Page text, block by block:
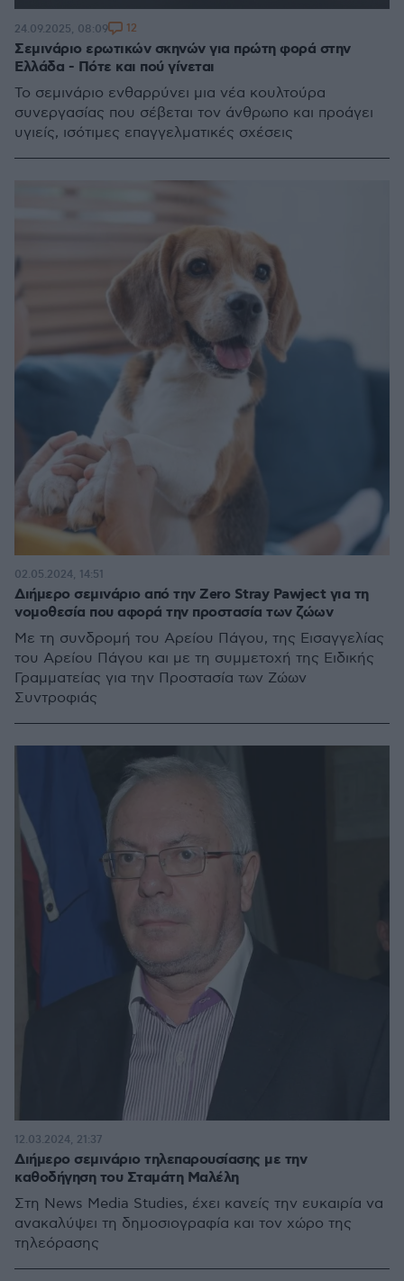
Σεμινάριο ερωτικών σκηνών για πρώτη φορά στην
Ελλάδα - Πότε και πού γίνεται
Το σεμινάριο ενθαρρύνει μια νέα κουλτούρα
συνεργασίας που σέβεται τον άνθρωπο και προάγει
υγιείς, ισότιμες επαγγελματικές σχέσεις
24.09.2025, 08:09 12
Διήμερο σεμινάριο από την Zero Stray Pawject για τη
νομοθεσία που αφορά την προστασία των ζώων
Με τη συνδρομή του Αρείου Πάγου, της Εισαγγελίας
του Αρείου Πάγου και με τη συμμετοχή της Ειδικής
Γραμματείας για την Προστασία των Ζώων
Συντροφιάς
02.05.2024, 14:51
Διήμερο σεμινάριο τηλεπαρουσίασης με την
καθοδήγηση του Σταμάτη Μαλέλη
Στη News Media Studies, έχει κανείς την ευκαιρία να
ανακαλύψει τη δημοσιογραφία και τον χώρο της
τηλεόρασης
12.03.2024, 21:37